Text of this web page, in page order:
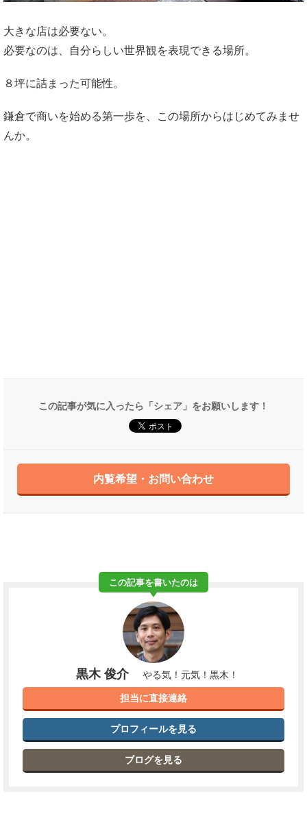
大きな店は必要ない。
必要なのは、自分らしい世界観を表現できる場所。
８坪に詰まった可能性。
鎌倉で商いを始める第一歩を、この場所からはじめてみませ
んか。
この記事が気に入ったら「シェア」をお願いします！
内覧希望・お問い合わせ
この記事を書いたのは
黒木 俊介 やる気！元気！黒木！
担当に直接連絡
プロフィールを見る
ブログを見る